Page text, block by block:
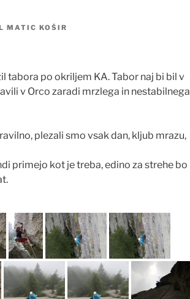
MATIC KOŠIR
tabora po okriljem KA. Tabor naj bi bil v
v Orco zaradi mrzlega in nestabilnega
plezali smo vsak dan, kljub mrazu,
primejo kot je treba, edino za strehe bo